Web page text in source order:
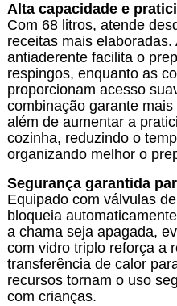
Alta capacidade e
Com 68 litros, atende
receitas mais
antiaderente facilita o
respingos, enquanto as
proporcionam acesso
combinação garante
além de aumentar a
cozinha, reduzindo o
organizando melhor o
Segurança garantida
Equipado com válvulas
bloqueia
a chama seja apagada,
com vidro triplo reforça a
transferência de calor
recursos tornam o uso
com crianças.